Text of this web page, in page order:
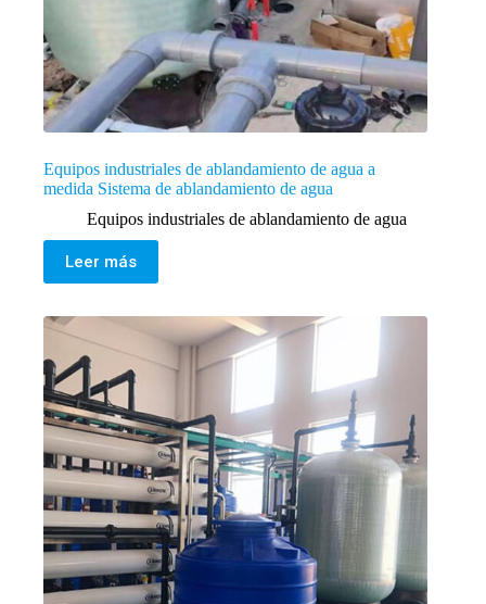
Equipos industriales de ablandamiento de agua a
medida Sistema de ablandamiento de agua
Equipos industriales de ablandamiento de agua
Leer más